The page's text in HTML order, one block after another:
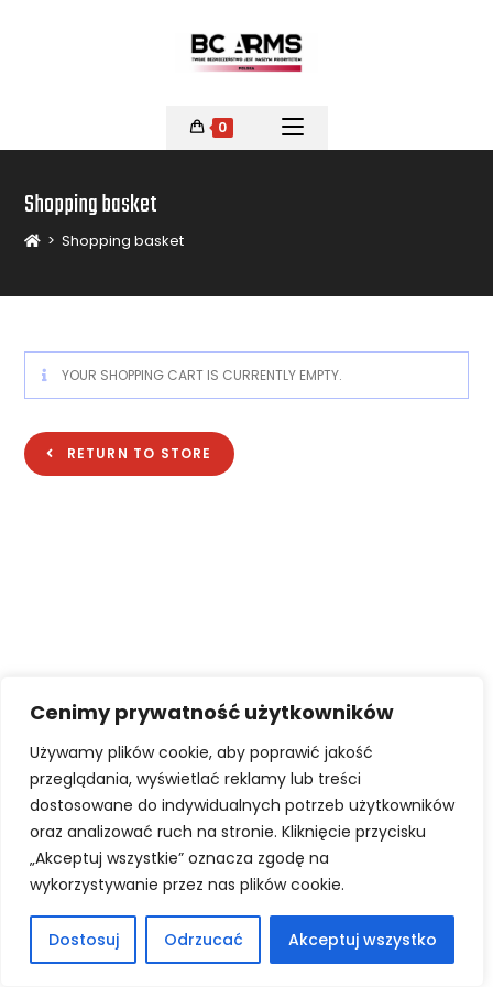
Cenimy prywatność użytkowników
Używamy plików cookie, aby poprawić jakość
przeglądania, wyświetlać reklamy lub treści
dostosowane do indywidualnych potrzeb użytkowników
oraz analizować ruch na stronie. Kliknięcie przycisku
„Akceptuj wszystkie” oznacza zgodę na
wykorzystywanie przez nas plików cookie.
Dostosuj Odrzucać Akceptuj wszystko
0
Shopping basket
> Shopping basket
YOUR SHOPPING CART IS CURRENTLY EMPTY.
RETURN TO STORE
English